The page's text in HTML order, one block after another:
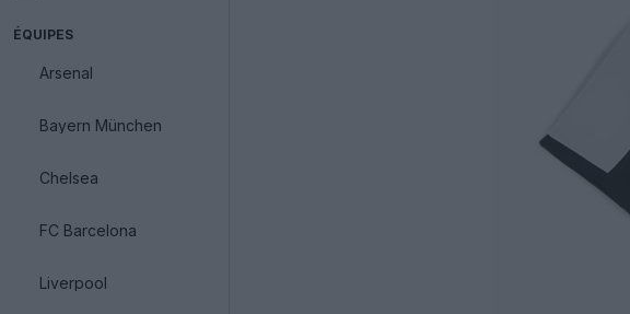
ÉQUIPES
Arsenal
Bayern München
Chelsea
FC Barcelona
Liverpool